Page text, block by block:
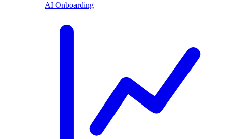
AI Onboarding